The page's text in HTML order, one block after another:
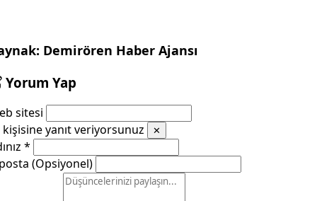
Demirören Haber Ajansı
Yorum Yap
sitesi
kişisine yanıt veriyorsunuz
✕
*
(Opsiyonel)